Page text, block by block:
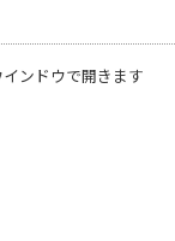
ンドウで開きます